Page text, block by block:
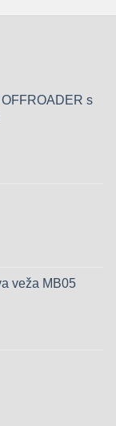
s
veža MB05